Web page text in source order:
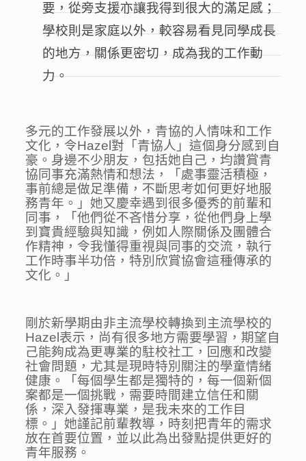
要，從旁支援亦讓我得到很大的滿足感；
學校則是家庭以外，較容易看見同學成長
的地方，關係更密切，成為我的工作動
力。
多元的工作發展以外，青協的人情味和工作
文化，令Hazel對「青協人」這個身分感到自
豪。身邊不少朋友，包括她自己，均讚賞青
協同事充滿熱情和想法，「處事靈活積極，
事前總是做足準備，不斷思考如何更好地服
務青年。」她又慶幸遇到很多優秀的前輩和
同事，「他們從不吝惜分享，從他們身上學
到寶貴經驗與知識，例如人際關係及團體合
作精神，令我懂得重視與同事的交流，執行
工作時事半功倍，特別欣賞協會這種傳承的
文化。」
剛於新學期由非主流學校轉換到主流學校的
Hazel表示，尚有很多地方需要學習，期望自
己能夠成為更專業的駐校社工，回應和改變
社會問題，尤其是現時特別關注的學童情緒
健康。「每個學生都是獨特的，每一個新個
案都是一個挑戰，需要時間建立信任和關
係，深入發揮專業，是我未來的工作目
標。」她謹記前輩教導，時刻把青年的需求
放在首要位置，並以此為出發點提供更好的
青年服務。